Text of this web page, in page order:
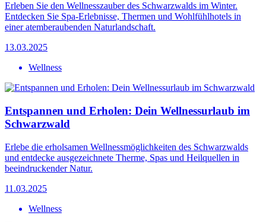
Erleben Sie den Wellnesszauber des Schwarzwalds im Winter.
Entdecken Sie Spa-Erlebnisse, Thermen und Wohlfühlhotels in
einer atemberaubenden Naturlandschaft.
13.03.2025
Wellness
Entspannen und Erholen: Dein Wellnessurlaub im
Schwarzwald
Erlebe die erholsamen Wellnessmöglichkeiten des Schwarzwalds
und entdecke ausgezeichnete Therme, Spas und Heilquellen in
beeindruckender Natur.
11.03.2025
Wellness